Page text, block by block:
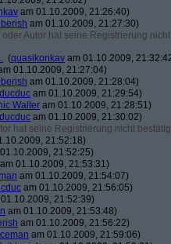
am 01.10.2009, 21:26:40)
am 01.10.2009, 21:27:30)
Autor hat seine Registrierung
(quasikonkav am 01.10.2009,
01.10.2009, 21:27:04)
am 01.10.2009, 21:28:04)
ducduc am 01.10.2009, 21:29:54)
Walter am 01.10.2009, 21:28:51)
ducduc am 01.10.2009, 21:30:02)
hat seine Registrierung nicht
21:52:18)
21:52:25)
am 01.10.2009, 21:53:31)
am 01.10.2009, 21:54:07)
am 01.10.2009, 21:56:05)
21:52:39)
am 01.10.2009, 21:53:48)
am 01.10.2009, 21:56:22)
am 01.10.2009, 21:59:06)